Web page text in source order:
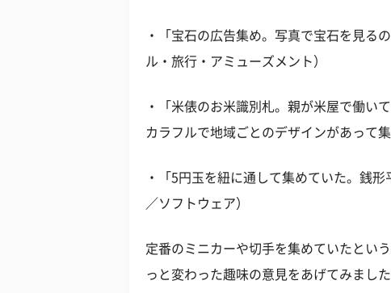
・「宝石の広告集め。写真で宝石を見る
ル・旅行・アミューズメント）
・「米俵のお米識別札。親が米屋で働い
カラフルで地域ごとのデザインがあって
・「5円玉を紐に通して集めていた。銭
／ソフトウェア）
定番のミニカーや切手を集めていたとい
っと変わった趣味の意見をあげてみまし